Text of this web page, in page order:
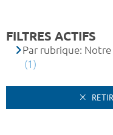
FILTRES ACTIFS
Par rubrique:
(1)